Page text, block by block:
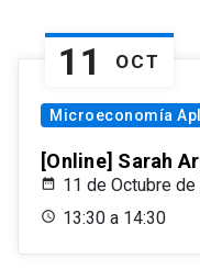
11 OCT
Microeconomía
[Online] Sarah
11 de Octubre de
13:30 a 14:30